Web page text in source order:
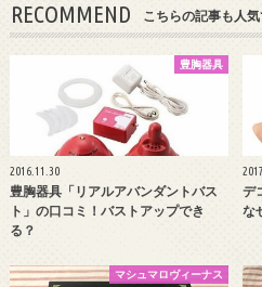
RECOMMEND こちらの記事も人気
豊胸器具
2016.11.30
豊胸器具「リアルアバンダントバス
ト」の口コミ！バストアップでき
る？
デ
な
マシュマロヴィーナス